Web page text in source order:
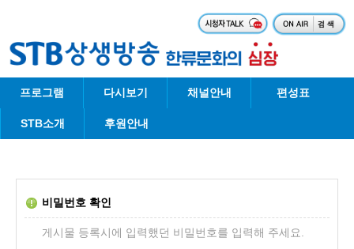
프로그램 다시보기 채널안내 편성표
STB소개 후원안내
비밀번호 확인
게시물 등록시에 입력했던 비밀번호를 입력해 주세요.